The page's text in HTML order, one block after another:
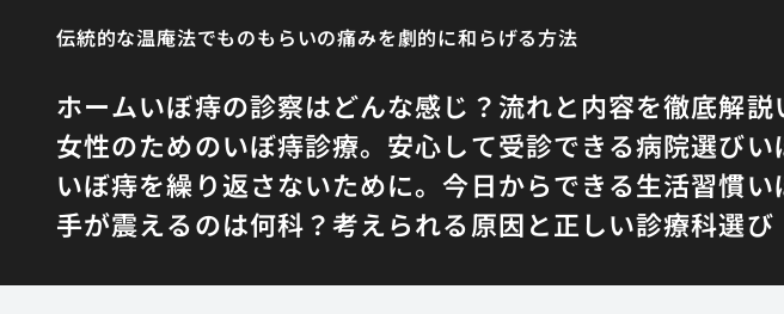
伝統的な温庵法でものもらいの痛みを劇的に和らげる方法
ホームいぼ痔の診察はどんな感じ？流れと内容を徹底解説
女性のためのいぼ痔診療。安心して受診できる病院選びい
いぼ痔を繰り返さないために。今日からできる生活習慣い
手が震えるのは何科？考えられる原因と正しい診療科選び